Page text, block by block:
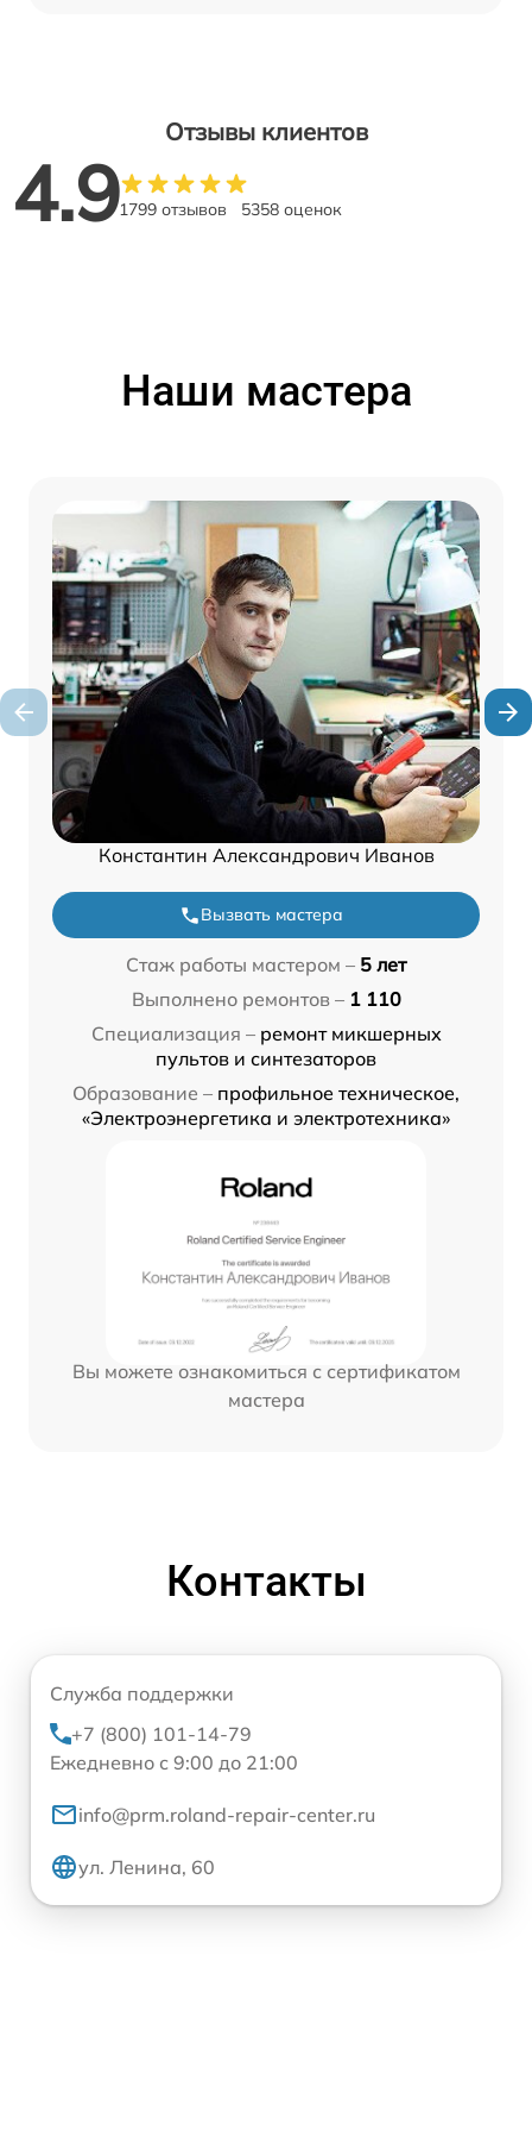
Отзывы клиентов
4.91799 отзывов 5358 оценок
Наши мастера
Константин Александрович Иванов
Вызвать мастера
Стаж работы мастером – 5 лет
Выполнено ремонтов – 1 110
Специализация – ремонт микшерных
пультов и синтезаторов
Образование – профильное техническое,
«Электроэнергетика и электротехника»
Вы можете ознакомиться с сертификатом
мастера
Контакты
Служба поддержки
+7 (800) 101-14-79
Ежедневно с 9:00 до 21:00
info@prm.roland-repair-center.ru
ул. Ленина, 60